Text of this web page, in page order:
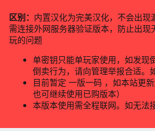
区别： 内置汉化为完美汉化，不会出
需连接外网服务器验证版本，防止出
玩的问题
单密钥只能单玩家使用，如发现
倒卖行为，请向管理举报合适。
目前暂定 一版一码 ，如本站更
也可继续使用已购版本）
本版本使用需全程联网。如无法